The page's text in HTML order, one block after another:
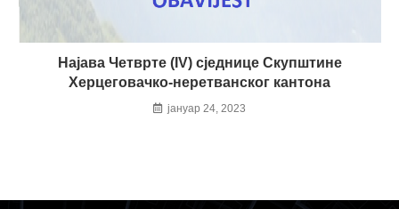
Најава Четврте (IV) сједнице Скупштине
Херцеговачко-неретванског кантона
јануар 24, 2023